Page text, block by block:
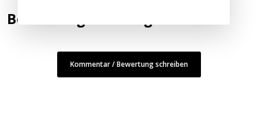
Bewertung hinzufügen
Kommentar / Bewertung schreiben